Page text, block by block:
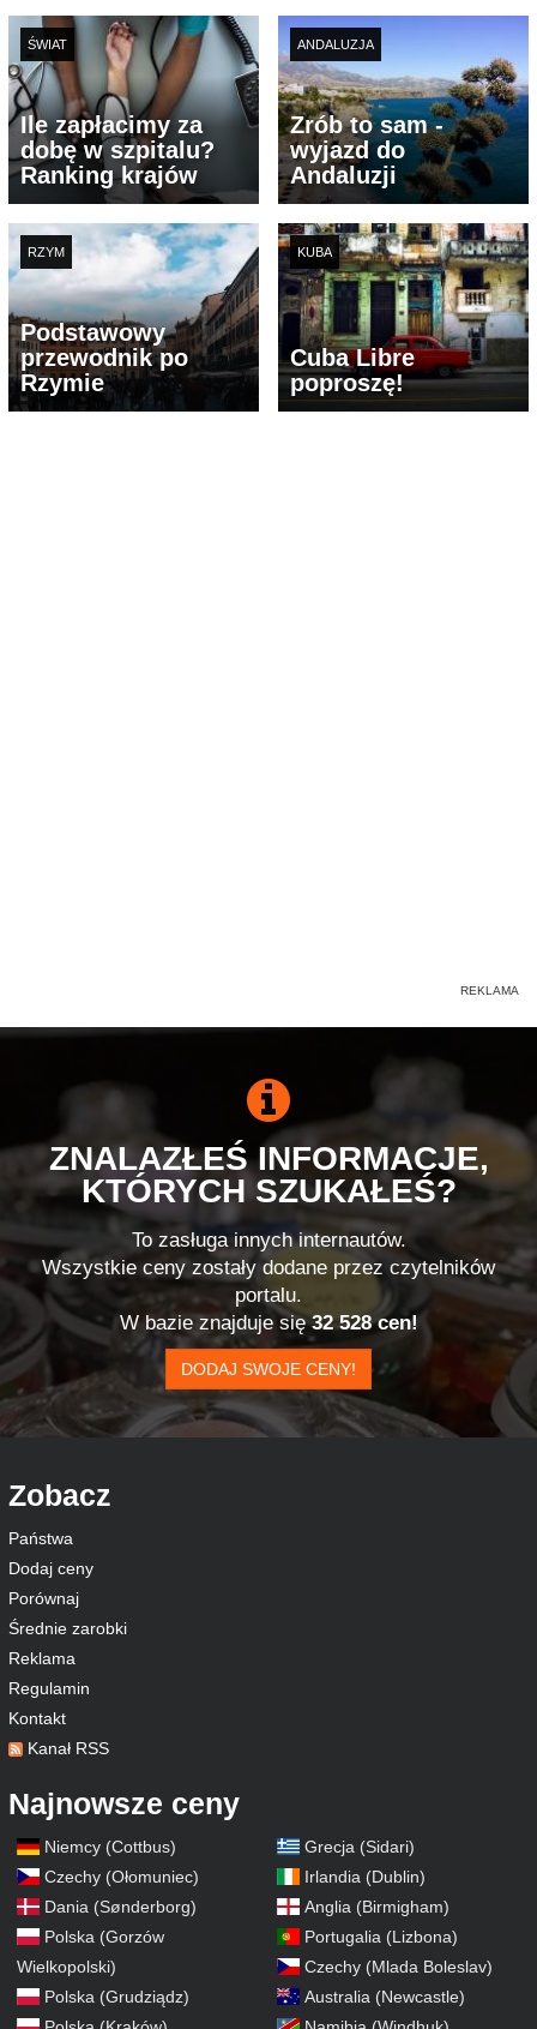
ŚWIAT
Ile zapłacimy za
dobę w szpitalu?
Ranking krajów
ANDALUZJA
Zrób to sam -
wyjazd do
Andaluzji
RZYM
Podstawowy
przewodnik po
Rzymie
KUBA
Cuba Libre
poproszę!
ZNALAZŁEŚ INFORMACJE,
KTÓRYCH SZUKAŁEŚ?
To zasługa innych internautów.
Wszystkie ceny zostały dodane przez czytelników
portalu.
W bazie znajduje się32 528 cen!
DODAJ SWOJE CENY!
Zobacz
Państwa
Dodaj ceny
Porównaj
Średnie zarobki
Reklama
Regulamin
Kontakt
Kanał RSS
Najnowsze ceny
Niemcy (Cottbus)
Czechy (Ołomuniec)
Dania (Sønderborg)
Polska (Gorzów
Wielkopolski)
Polska (Grudziądz)
Grecja (Sidari)
Irlandia (Dublin)
Anglia (Birmigham)
Portugalia (Lizbona)
Czechy (Mlada Boleslav)
Australia (Newcastle)